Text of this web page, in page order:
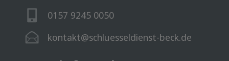
0157 9245 0050
kontakt@schluesseldienst-beck.de